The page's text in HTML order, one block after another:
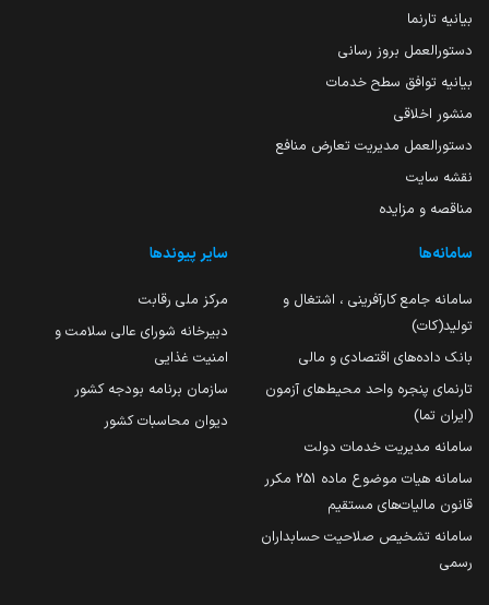
بیانیه تارنما
دستورالعمل بروز رسانی
بیانیه توافق سطح خدمات
منشور اخلاقی
دستورالعمل مدیریت تعارض منافع
نقشه سایت
مناقصه و مزایده
سامانه‌ها
سامانه جامع کارآفرینی ، اشتغال و
تولید(کات)
بانک داده‌های اقتصادی و مالی
تارنمای پنجره واحد محیط‌های آزمون
(ایران تما)
سامانه مدیریت خدمات دولت
سامانه هیات موضوع ماده 251 مکرر
قانون مالیات‌های مستقیم
سامانه تشخیص صلاحیت حسابداران
رسمی
سایر پیوندها
مرکز ملی رقابت
دبیرخانه شورای عالی سلامت و
امنیت غذایی
سازمان برنامه بودجه کشور
دیوان محاسبات کشور